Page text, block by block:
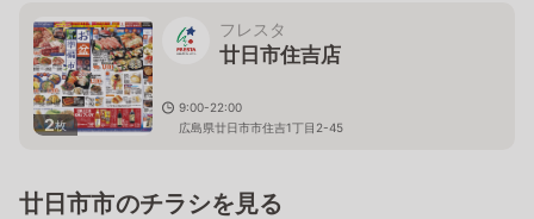
2枚
フレスタ
廿日市住吉店
9:00-22:00
広島県廿日市市住吉1丁目2-45
廿日市市のチラシを見る